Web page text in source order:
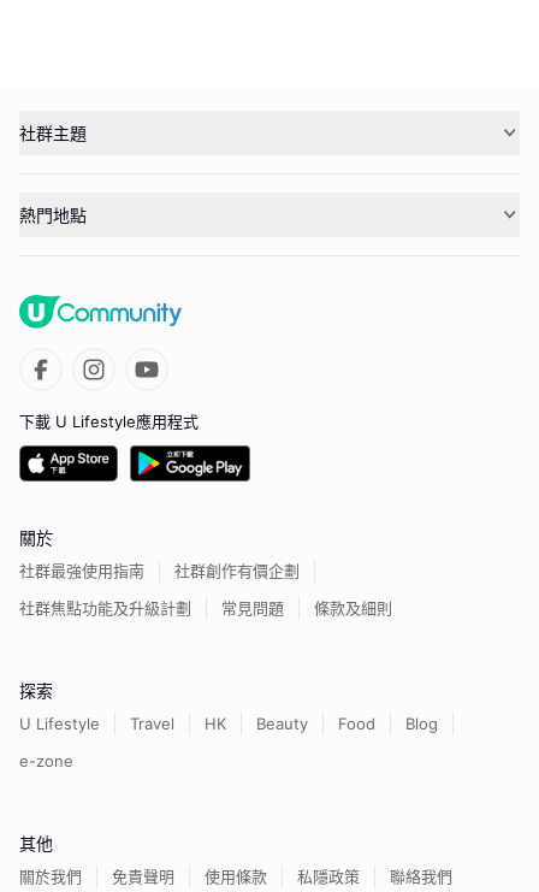
社群主題
熱門地點
下載 U Lifestyle應用程式
關於
社群最強使用指南
社群創作有價企劃
社群焦點功能及升級計劃
常見問題 條款及細則
探索
U Lifestyle Travel HK Beauty Food
Blog
e-zone
其他
關於我們 免責聲明 使用條款 私隱政策 聯絡我們